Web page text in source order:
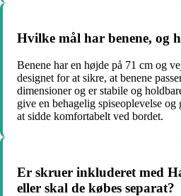
Hvilke mål har benene, og
Benene har en højde på 71 cm og
designet for at sikre, at benene
dimensioner og er stabile og
give en behagelig spiseoplevelse
at sidde komfortabelt ved bordet.
Er skruer inkluderet med
eller skal de købes separat?